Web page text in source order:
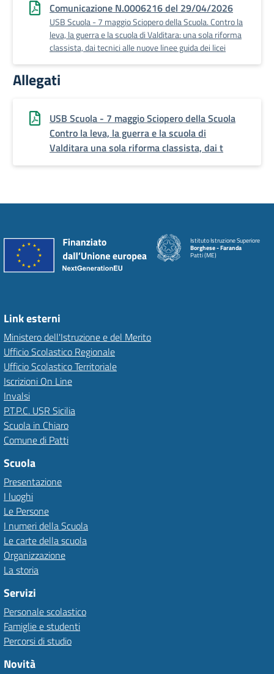
Comunicazione N.0006216 del 29/04/2026
USB Scuola - 7 maggio Sciopero della Scuola. Contro la
leva, la guerra e la scuola di Valditara: una sola riforma
classista, dai tecnici alle nuove linee guida dei licei
Allegati
USB Scuola - 7 maggio Sciopero della Scuola
Contro la leva, la guerra e la scuola di
Valditara una sola riforma classista, dai t
Istituto Istruzione Superiore
Borghese - Faranda
Patti (ME)
Link esterni
Ministero dell'Istruzione e del Merito
Ufficio Scolastico Regionale
Ufficio Scolastico Territoriale
Iscrizioni On Line
Invalsi
P.T.P.C. USR Sicilia
Scuola in Chiaro
Comune di Patti
Scuola
Presentazione
I luoghi
Le Persone
I numeri della Scuola
Le carte della scuola
Organizzazione
La storia
Servizi
Personale scolastico
Famiglie e studenti
Percorsi di studio
Novità